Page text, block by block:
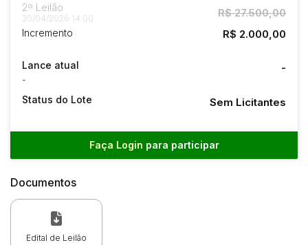
2º Leilão
30/04/2026 14:00 R$ 27.500,00
Incremento R$ 2.000,00
Lance atual
-
-
Status do Lote Sem Licitantes
Faça Login para participar
Documentos
Edital de Leilão